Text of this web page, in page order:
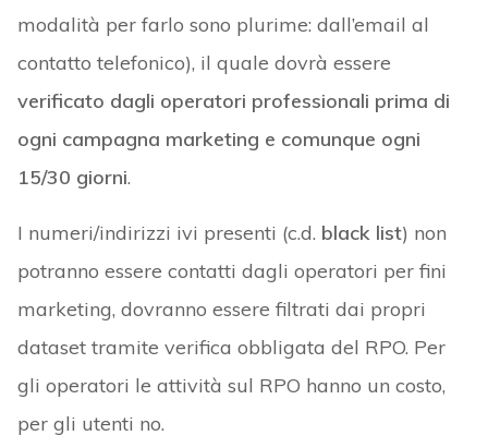
modalità per farlo sono plurime: dall’email al
contatto telefonico), il quale dovrà essere
verificato dagli operatori professionali prima di
ogni campagna marketing e comunque ogni
15/30 giorni.
I numeri/indirizzi ivi presenti (c.d. black list) non
potranno essere contatti dagli operatori per fini
marketing, dovranno essere filtrati dai propri
dataset tramite verifica obbligata del RPO. Per
gli operatori le attività sul RPO hanno un costo,
per gli utenti no.